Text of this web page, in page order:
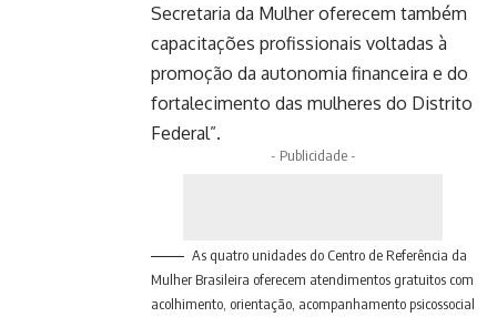
Secretaria da Mulher oferecem também
capacitações profissionais voltadas à
promoção da autonomia financeira e do
fortalecimento das mulheres do Distrito
Federal”.
- Publicidade -
As quatro unidades do Centro de Referência da
Mulher Brasileira oferecem atendimentos gratuitos com
acolhimento, orientação, acompanhamento psicossocial